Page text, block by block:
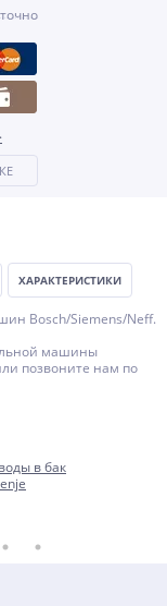
ХАРАКТЕРИСТИКИ
Bosch/Siemens/Neff.
машины
позвоните нам по
в бак